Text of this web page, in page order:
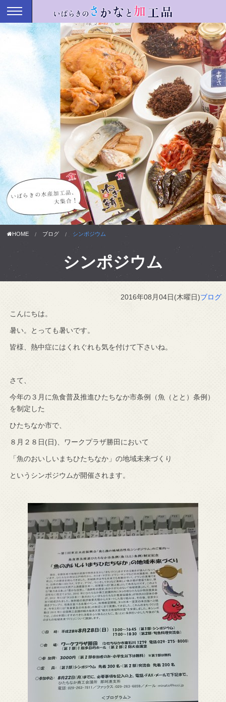
HOME ブログ シンポジウム
シンポジウム
2016年08月04日(木曜日)ブログ
こんにちは。
暑い。とっても暑いです。
皆様、熱中症にはくれぐれも気を付けて下さいね。
さて、
今年の３月に魚食普及推進ひたちなか市条例（魚（とと）条例）
を制定した
ひたちなか市で、
８月２８日(日)、ワークプラザ勝田において
「魚のおいしいまちひたちなか」の地域未来づくり
というシンポジウムが開催されます。